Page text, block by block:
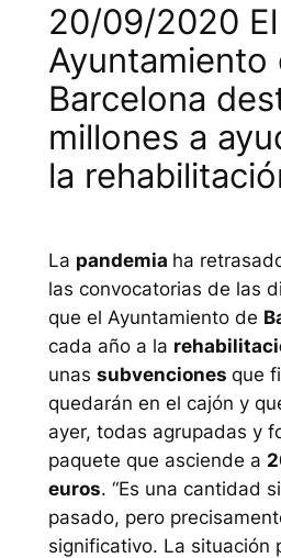
20/09/2020 El
Ayuntamiento
Barcelona
millones a
la
La pandemia ha
las convocatorias de las
que el Ayuntamiento de
cada año a la
unas subvenciones que
quedarán en el cajón y
ayer, todas agrupadas y
paquete que asciende a
euros. “Es una cantidad
pasado, pero
significativo. La situación